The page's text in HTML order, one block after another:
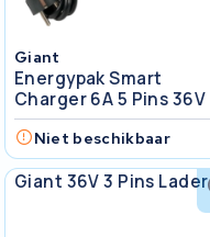
Giant
Energypak Smart
Charger 6A 5 Pins 36V
Niet beschikbaar
Giant
Giant 36V 3 Pins Lader